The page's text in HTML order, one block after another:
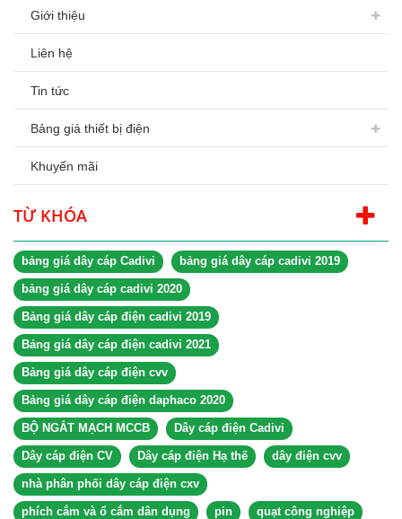
Giới thiệu
Liên hệ
Tin tức
Bảng giá thiết bị điện
Khuyến mãi
TỪ KHÓA
bảng giá dây cáp Cadivi bảng giá dây cáp cadivi 2019
bảng giá dây cáp cadivi 2020
Bảng giá dây cáp điện cadivi 2019
Bảng giá dây cáp điện cadivi 2021
Bảng giá dây cáp điện cvv
Bảng giá dây cáp điện daphaco 2020
BỘ NGẮT MẠCH MCCB Dây cáp điện Cadivi
Dây cáp điện CV Dây cáp điện Hạ thế dây điện cvv
nhà phân phối dây cáp điện cxv
phích cắm và ổ cắm dân dụng pin quạt công nghiệp